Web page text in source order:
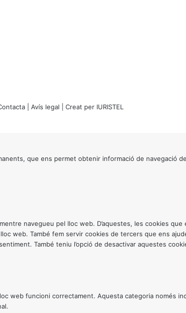
Avís legal | Creat per IURISTEL
que ens permet obtenir informació de navegació
navegueu pel lloc web. D’aquestes, les cookies
web. També fem servir cookies de tercers que ens
També teniu l’opció de desactivar aquestes
web funcioni correctament. Aquesta categoria només